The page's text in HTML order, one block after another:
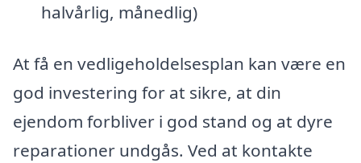
halvårlig, månedlig)
At få en vedligeholdelsesplan kan være en
god investering for at sikre, at din
ejendom forbliver i god stand og at dyre
reparationer undgås. Ved at kontakte